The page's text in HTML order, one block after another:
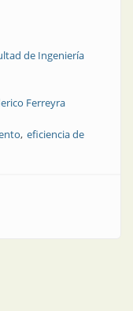
de Ingeniería
Ferreyra
eficiencia de
in situ de la